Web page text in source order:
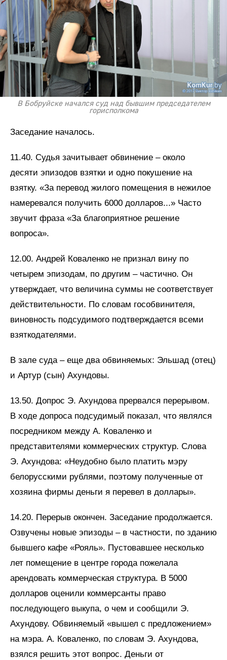
В Бобруйске начался суд над бывшим председателем
горисполкома
Заседание началось.
11.40. Судья зачитывает обвинение – около
десяти эпизодов взятки и одно покушение на
взятку. «За перевод жилого помещения в нежилое
намеревался получить 6000 долларов...» Часто
звучит фраза «За благоприятное решение
вопроса».
12.00. Андрей Коваленко не признал вину по
четырем эпизодам, по другим – частично. Он
утверждает, что величина суммы не соответствует
действительности. По словам гособвинителя,
виновность подсудимого подтверждается всеми
взяткодателями.
В зале суда – еще два обвиняемых: Эльшад (отец)
и Артур (сын) Ахундовы.
13.50. Допрос Э. Ахундова прервался перерывом.
В ходе допроса подсудимый показал, что являлся
посредником между А. Коваленко и
представителями коммерческих структур. Слова
Э. Ахундова: «Неудобно было платить мэру
белорусскими рублями, поэтому полученные от
хозяина фирмы деньги я перевел в доллары».
14.20. Перерыв окончен. Заседание продолжается.
Озвучены новые эпизоды – в частности, по зданию
бывшего кафе «Рояль». Пустовавшее несколько
лет помещение в центре города пожелала
арендовать коммерческая структура. В 5000
долларов оценили коммерсанты право
последующего выкупа, о чем и сообщили Э.
Ахундову. Обвиняемый «вышел с предложением»
на мэра. А. Коваленко, по словам Э. Ахундова,
взялся решить этот вопрос. Деньги от